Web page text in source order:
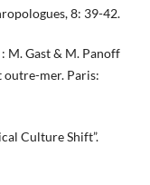
8: 39-42.
M. Gast & M. Panoff
outre-mer. Paris:
Culture Shift”.